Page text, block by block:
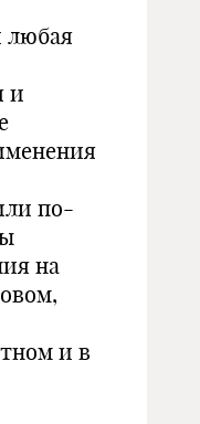
любая
и
по-
на
и в